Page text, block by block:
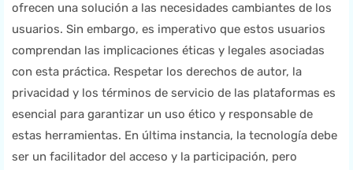
ofrecen una solución a las necesidades cambiantes de los
usuarios. Sin embargo, es imperativo que estos usuarios
comprendan las implicaciones éticas y legales asociadas
con esta práctica. Respetar los derechos de autor, la
privacidad y los términos de servicio de las plataformas es
esencial para garantizar un uso ético y responsable de
estas herramientas. En última instancia, la tecnología debe
ser un facilitador del acceso y la participación, pero